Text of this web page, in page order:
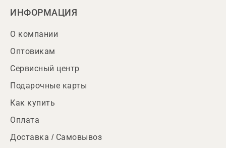
ИНФОРМАЦИЯ
О компании
Оптовикам
Сервисный центр
Подарочные карты
Как купить
Оплата
Доставка / Самовывоз